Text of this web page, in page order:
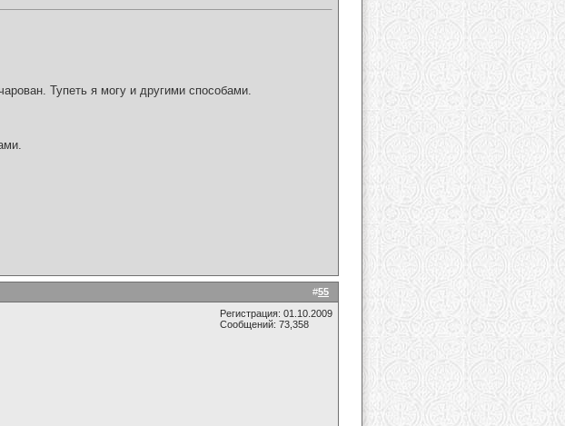
Тупеть я могу и другими способами.
#55
Регистрация: 01.10.2009
Сообщений: 73,358